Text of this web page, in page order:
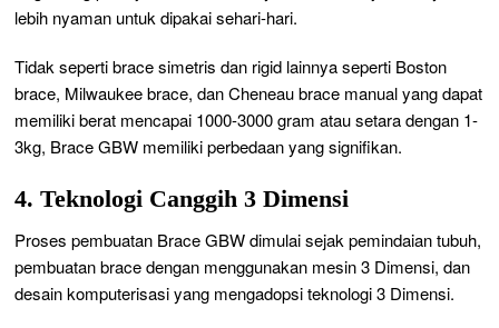
lebih nyaman untuk dipakai sehari-hari.
Tidak seperti brace simetris dan rigid lainnya seperti Boston
brace, Milwaukee brace, dan Cheneau brace manual yang dapat
memiliki berat mencapai 1000-3000 gram atau setara dengan 1-
3kg, Brace GBW memiliki perbedaan yang signifikan.
4. Teknologi Canggih 3 Dimensi
Proses pembuatan Brace GBW dimulai sejak pemindaian tubuh,
pembuatan brace dengan menggunakan mesin 3 Dimensi, dan
desain komputerisasi yang mengadopsi teknologi 3 Dimensi.